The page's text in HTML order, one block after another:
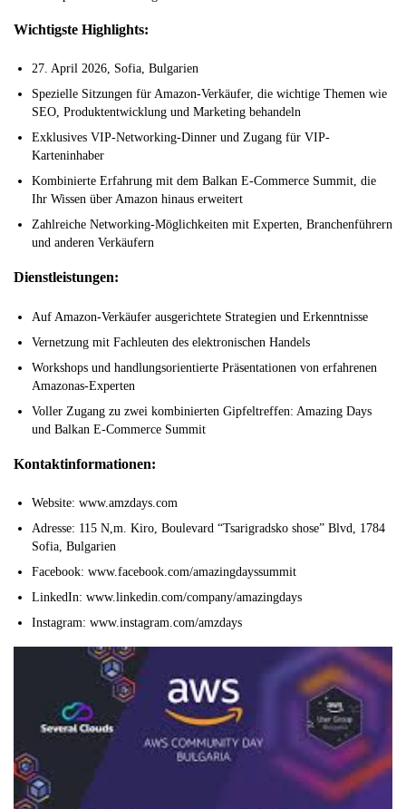
Wichtigste Highlights:
27. April 2026, Sofia, Bulgarien
Spezielle Sitzungen für Amazon-Verkäufer, die wichtige Themen wie
SEO, Produktentwicklung und Marketing behandeln
Exklusives VIP-Networking-Dinner und Zugang für VIP-
Karteninhaber
Kombinierte Erfahrung mit dem Balkan E-Commerce Summit, die
Ihr Wissen über Amazon hinaus erweitert
Zahlreiche Networking-Möglichkeiten mit Experten, Branchenführern
und anderen Verkäufern
Dienstleistungen:
Auf Amazon-Verkäufer ausgerichtete Strategien und Erkenntnisse
Vernetzung mit Fachleuten des elektronischen Handels
Workshops und handlungsorientierte Präsentationen von erfahrenen
Amazonas-Experten
Voller Zugang zu zwei kombinierten Gipfeltreffen: Amazing Days
und Balkan E-Commerce Summit
Kontaktinformationen:
Website: www.amzdays.com
Adresse: 115 N,m. Kiro, Boulevard “Tsarigradsko shose” Blvd, 1784
Sofia, Bulgarien
Facebook: www.facebook.com/amazingdayssummit
LinkedIn: www.linkedin.com/company/amazingdays
Instagram: www.instagram.com/amzdays